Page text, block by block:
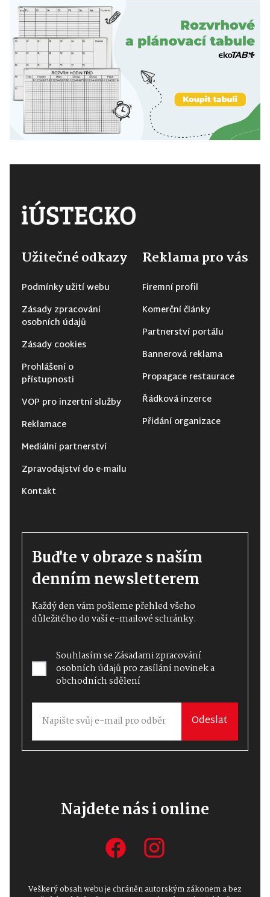
Užitečné odkazy
Podmínky užití webu
Zásady zpracování
osobních údajů
Zásady cookies
Prohlášení o
přístupnosti
VOP pro inzertní služby
Reklamace
Mediální partnerství
Zpravodajství do e-mailu
Kontakt
Reklama pro vás
Firemní profil
Komerční články
Partnerství portálu
Bannerová reklama
Propagace restaurace
Řádková inzerce
Přidání organizace
Buďte v obraze s naším
denním newsletterem
Každý den vám pošleme přehled všeho
důležitého do vaší e-mailové schránky.
Souhlasím seZásadami zpracování
osobních údajůpro zasílání novinek a
obchodních sdělení
Odeslat
Najdete nás i online
Veškerý obsah webu je chráněn autorským zákonem a bez